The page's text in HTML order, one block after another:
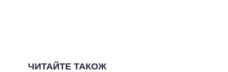
ЧИТАЙТЕ ТАКОЖ